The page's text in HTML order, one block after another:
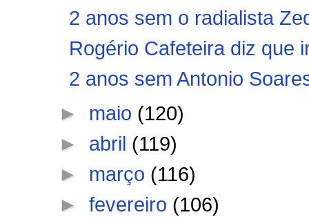
2 anos sem o radialista
Rogério Cafeteira diz que
2 anos sem Antonio
► maio (120)
► abril (119)
► março (116)
►fevereiro (106)